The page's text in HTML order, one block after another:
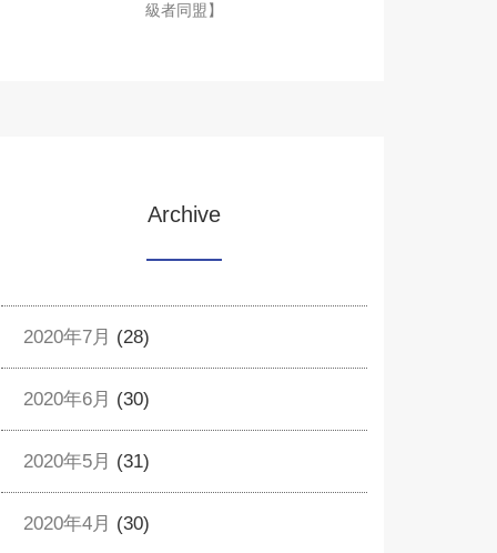
級者同盟】
Archive
2020年7月 (28)
2020年6月 (30)
2020年5月 (31)
2020年4月 (30)